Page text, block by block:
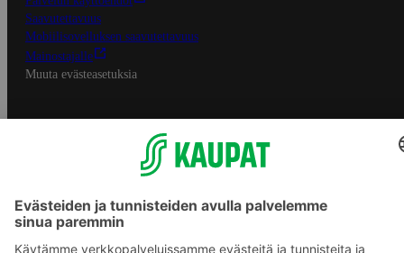
Saavutettavuus
Mobiilisovelluksen saavutettavuus
Mainostajalle
Muuta evästeasetuksia
S-ryhmän palvelut
Asiakasomistajuus
Yhteishyvä Ruoka -sovellus